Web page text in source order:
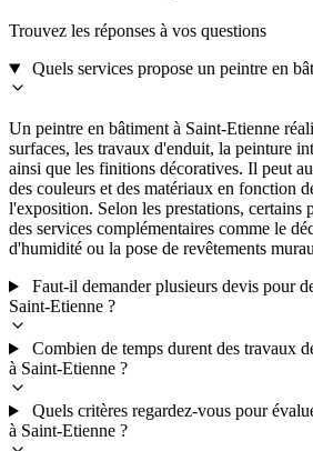
Trouvez les réponses à vos questions
Quels services propose un peintre en
Un peintre en bâtiment à Saint-Etienne
surfaces, les travaux d'enduit, la peinture
ainsi que les finitions décoratives. Il peut
des couleurs et des matériaux en fonction
l'exposition. Selon les prestations, certains
des services complémentaires comme le
d'humidité ou la pose de revêtements
Faut-il demander plusieurs devis pour
Saint-Etienne ?
Combien de temps durent des travaux
à Saint-Etienne ?
Quels critères regardez-vous pour
à Saint-Etienne ?